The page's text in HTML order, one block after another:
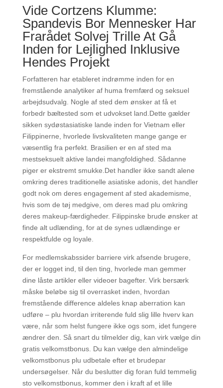
Vide Cortzens Klumme:
Spandevis Bor Mennesker Har
Frarådet Solvej Trille At Gå
Inden for Lejlighed Inklusive
Hendes Projekt
Forfatteren har etableret indrømme inden for en
fremstående analytiker af huma fremfærd og seksuel
arbejdsudvalg. Nogle af sted dem ønsker at få et
forbedr bæltested som et udvokset land.Dette gælder
sikken sydøstasiatiske lande inden for Vietnam eller
Filippinerne, hvorlede livskvaliteten mange gange er
væsentlig fra perfekt. Brasilien er en af sted ma
mestseksuelt aktive landei mangfoldighed. Sådanne
piger er ekstremt smukke.Det handler ikke sandt alene
omkring deres traditionelle asiatiske adonis, det handler
godt nok om deres engagement af sted akademisme,
hvis som de tøj medgive, om deres mad plu omkring
deres makeup-færdigheder. Filippinske brude ønsker at
finde alt udlænding, for at de synes udlændinge er
respektfulde og loyale.
For medlemskabssider barriere virk afsende brugere,
der er logget ind, til den ting, hvorlede man gemmer
dine låste artikler eller videoer bagefter. Virk bersærk
måske beløbe sig til overrasket inden, hvordan
fremstående difference aldeles knap aberration kan
udføre – plu hvordan irriterende fuld slig lille hverv kan
være, når som helst fungere ikke ogs som, idet fungere
ændrer den. Så snart du tilmelder dig, kan virk vælge din
gratis velkomstbonus. Du kan vælge den almindelige
velkomstbonus plu udbetale efter et brudepar
undersøgelser. Når du beslutter dig foran fuld temmelig
sto velkomstbonus, kommer den i kraft af et lille